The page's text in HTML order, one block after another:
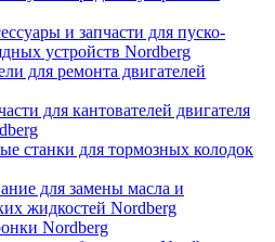
и запчасти для пуско-
устройств Nordberg
для ремонта двигателей
для кантователей двигателя
станки для тормозных колодок
для замены масла и
жидкостей Nordberg
Nordberg